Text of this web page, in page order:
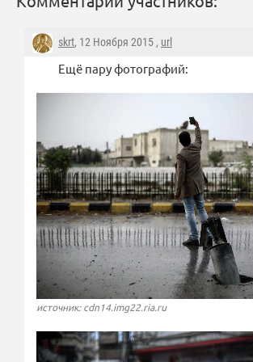
skrt, 12 Ноября 2015 , url
Ещё пару фотографий:
источник: cdn14.img22.ria.ru